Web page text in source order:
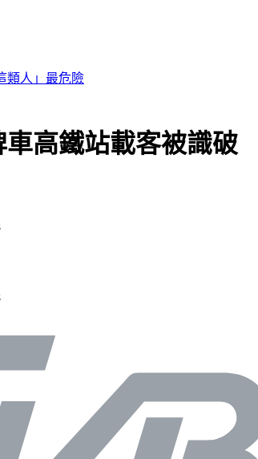
車高鐵站載客被識